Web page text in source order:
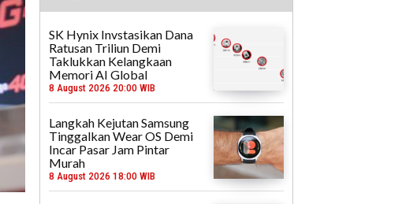
SK Hynix Invstasikan Dana
Ratusan Triliun Demi
Taklukkan Kelangkaan
Memori AI Global
8 August 2026 20:00 WIB
Langkah Kejutan Samsung
Tinggalkan Wear OS Demi
Incar Pasar Jam Pintar
Murah
8 August 2026 18:00 WIB